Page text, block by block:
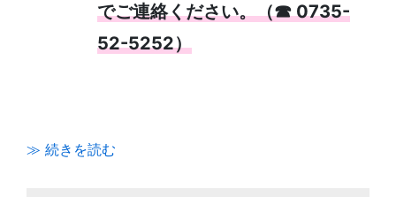
でご連絡ください。（☎ 0735-
52-5252）
≫ 続きを読む